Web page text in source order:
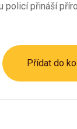
policí přináší
Přídat do